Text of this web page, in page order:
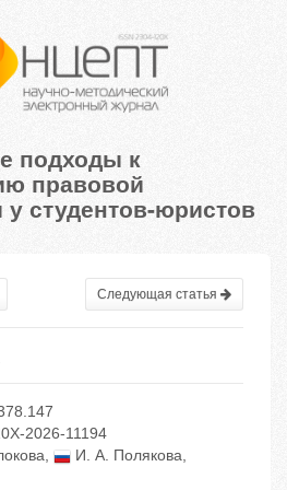
подходы к
правовой
у студентов-юристов
Следующая статья
2026-11194
, И. А. Полякова,